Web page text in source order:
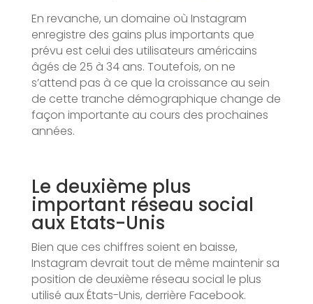
En revanche, un domaine où Instagram
enregistre des gains plus importants que
prévu est celui des utilisateurs américains
âgés de 25 à 34 ans. Toutefois, on ne
s’attend pas à ce que la croissance au sein
de cette tranche démographique change de
façon importante au cours des prochaines
années.
Le deuxième plus
important réseau social
aux Etats-Unis
Bien que ces chiffres soient en baisse,
Instagram devrait tout de même maintenir sa
position de deuxième réseau social le plus
utilisé aux États-Unis, derrière Facebook.